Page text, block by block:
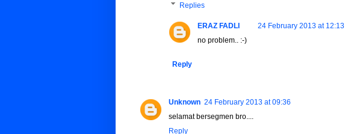
Replies
ERAZ FADLI
24 February 2013 at 12:13
no problem.. :-)
Reply
Unknown 24 February 2013 at 09:36
selamat bersegmen bro....
Reply